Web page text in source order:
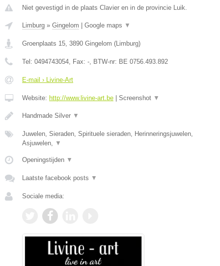
Niet gevestigd in de plaats Clavier en in de provincie Luik.
Limburg » Gingelom | Google maps ▼
Groenplaats 15 3890 Gingelom (Limburg)
Tel: 0494743054 , Fax: - , BTW-nr: BE 0756.493.892
E-mail › Livine-Art
Website: http://www.livine-art.be | Screenshot ▼
Handmade Silver ▼
Juwelen, Sieraden, Spirituele sieraden, Herinneringsjuwelen,
Asjuwelen,
▼
Openingstijden ▼
Laatste facebook posts ▼
Sociale media: